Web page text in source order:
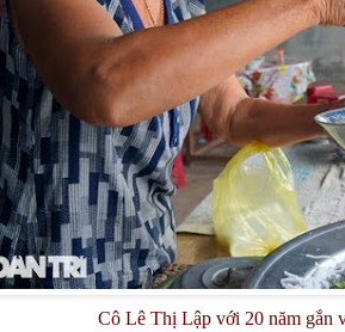
Cô Lê Thị Lập với 20 năm gắn